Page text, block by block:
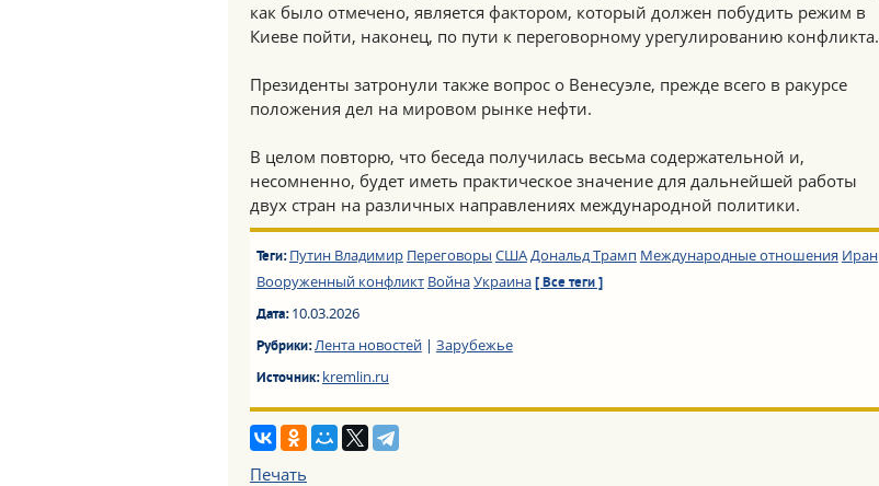
как было отмечено, является фактором, который должен побудить режим в
Киеве пойти, наконец, по пути к переговорному урегулированию конфликта.
Президенты затронули также вопрос о Венесуэле, прежде всего в ракурсе
положения дел на мировом рынке нефти.
В целом повторю, что беседа получилась весьма содержательной и,
несомненно, будет иметь практическое значение для дальнейшей работы
двух стран на различных направлениях международной политики.
Теги: Путин Владимир Переговоры СШАДональд Трамп Международные отношения Иран
Вооруженный конфликт ВойнаУкраина [ Все теги ]
Дата:10.03.2026
Рубрики:Лента новостей| Зарубежье
Источник:kremlin.ru
Печать